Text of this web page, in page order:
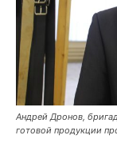
Андрей Дронов,
готовой продукции